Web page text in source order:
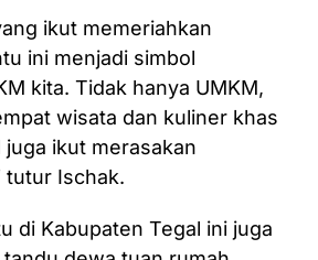
ikut memeriahkan
ini menjadi simbol
kita. Tidak hanya UMKM,
wisata dan kuliner khas
juga ikut merasakan
tutur Ischak.
di Kabupaten Tegal ini juga